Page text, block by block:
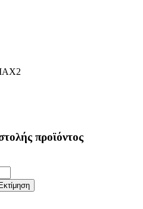
προϊόντος